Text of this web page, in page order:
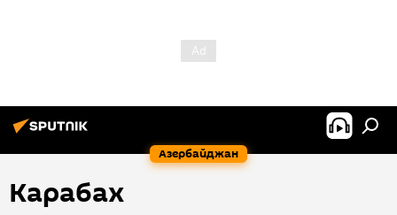
Азербайджан
Карабах